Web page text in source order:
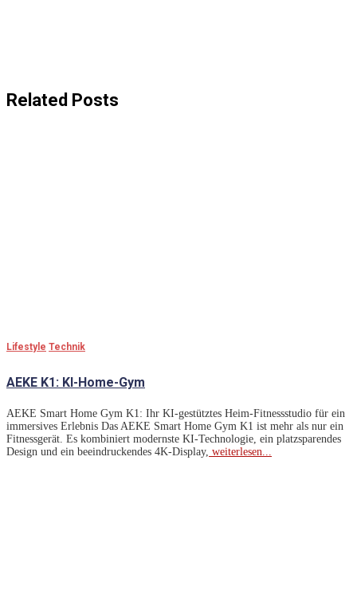
Related Posts
Lifestyle Technik
AEKE K1: KI-Home-Gym
AEKE Smart Home Gym K1: Ihr KI-gestütztes Heim-Fitnessstudio für ein
immersives Erlebnis Das AEKE Smart Home Gym K1 ist mehr als nur ein
Fitnessgerät. Es kombiniert modernste KI-Technologie, ein platzsparendes
Design und ein beeindruckendes 4K-Display, weiterlesen...